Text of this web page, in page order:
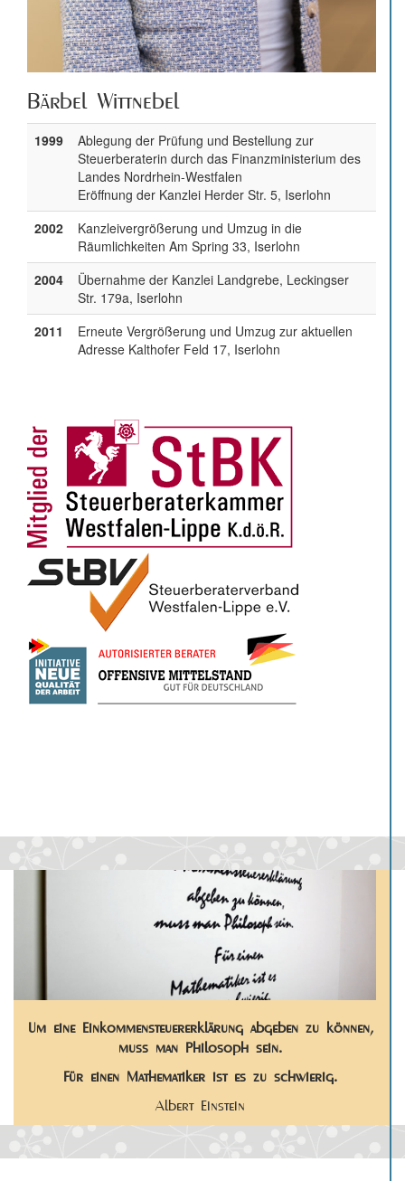
Bärbel Wittnebel
1999
Ablegung der Prüfung und Bestellung zur
Steuerberaterin durch das Finanzministerium des
Landes Nordrhein-Westfalen
Eröffnung der Kanzlei Herder Str. 5, Iserlohn
2002
Kanzleivergrößerung und Umzug in die
Räumlichkeiten Am Spring 33, Iserlohn
2004
Übernahme der Kanzlei Landgrebe, Leckingser
Str. 179a, Iserlohn
2011
Erneute Vergrößerung und Umzug zur aktuellen
Adresse Kalthofer Feld 17, Iserlohn
Um eine Ein­kommen­steuer­er­klär­ung abgeben zu können,
muss man Philosoph sein.
Für einen Mathematiker ist es zu schwierig.
Albert Einstein